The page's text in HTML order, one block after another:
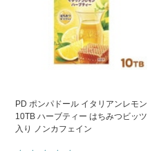
PD ポンパドール イタリアンレモン
10TB ハーブティー はちみつビッツ
入り ノンカフェイン